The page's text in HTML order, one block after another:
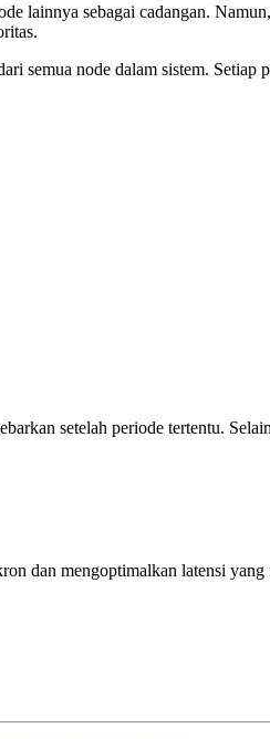
lainnya sebagai cadangan.
semua node dalam sistem. Setiap
setelah periode tertentu.
dan mengoptimalkan latensi yang